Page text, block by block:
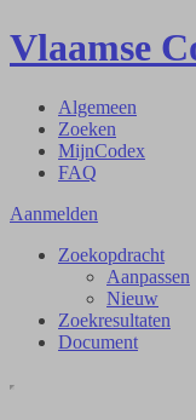
Vlaamse
Algemeen
Zoeken
MijnCodex
FAQ
Aanmelden
Zoekopdracht
Aanpassen
Nieuw
Zoekresultaten
Document